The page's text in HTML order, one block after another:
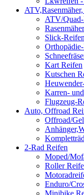
ATV/
Slick-Reifen
Kart Reifen
Kutschen
Karren-
Flugzeug-
Auto, Offroad
Offroad/
2-Rad Reifen
Moped/
Roller
Enduro/
Minibike